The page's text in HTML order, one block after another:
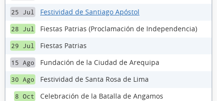
25 Jul Festividad de Santiago Apóstol
28 Jul Fiestas Patrias (Proclamación de Independencia)
29 Jul Fiestas Patrias
15 Ago Fundación de la Ciudad de Arequipa
30 Ago Festividad de Santa Rosa de Lima
8 Oct Celebración de la Batalla de Angamos